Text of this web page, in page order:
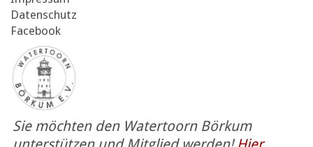
Datenschutz
Facebook
Sie möchten den Watertoorn Börkum